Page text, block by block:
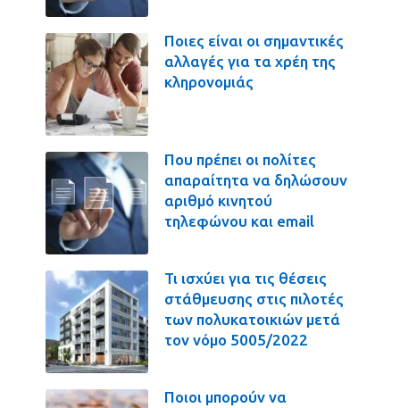
Ποιες είναι οι σημαντικές
αλλαγές για τα χρέη της
κληρονομιάς
Που πρέπει οι πολίτες
απαραίτητα να δηλώσουν
αριθμό κινητού
τηλεφώνου και email
Τι ισχύει για τις θέσεις
στάθμευσης στις πιλοτές
των πολυκατοικιών μετά
τον νόμο 5005/2022
Ποιοι μπορούν να